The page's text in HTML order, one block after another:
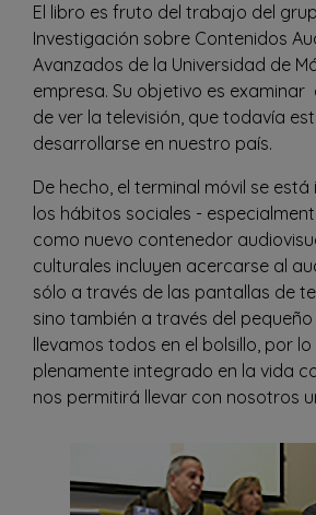
El libro es fruto del trabajo del
Investigación sobre Contenidos
Avanzados de la Universidad de
empresa. Su objetivo es
de ver la televisión, que todavía
desarrollarse en nuestro país.
De hecho, el terminal móvil se
los hábitos sociales -
como nuevo contenedor
culturales incluyen acercarse al
sólo a través de las pantallas de
sino también a través del
llevamos todos en el bolsillo, por
plenamente integrado en la vida
nos permitirá llevar con nosotros